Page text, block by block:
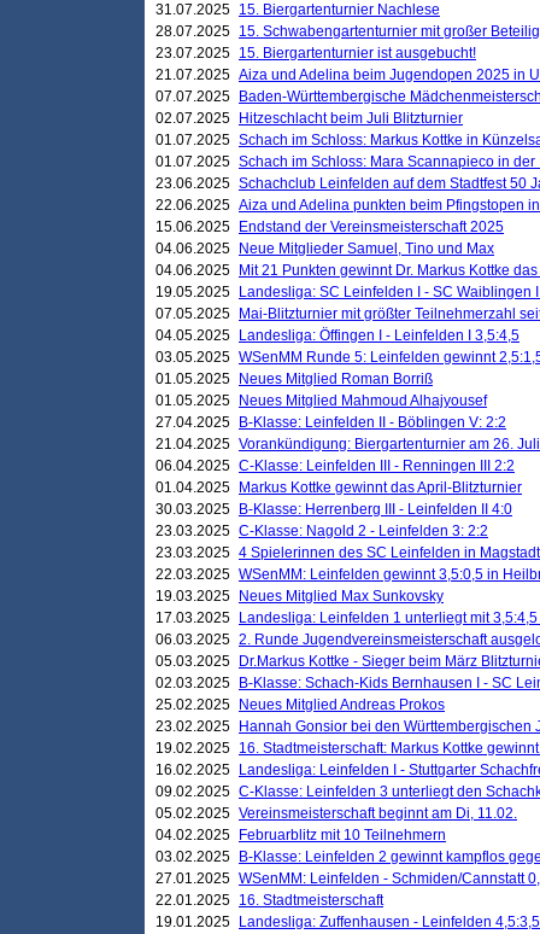
31.07.2025 15. Biergartenturnier Nachlese
28.07.2025 15. Schwabengartenturnier mit großer
23.07.2025 15. Biergartenturnier ist ausgebucht!
21.07.2025 Aiza und Adelina beim Jugendopen 2025 in
07.07.2025
Baden-Württembergische
02.07.2025
Hitzeschlacht beim Juli Blitzturnier
01.07.2025 Schach im Schloss: Markus Kottke in
01.07.2025 Schach im Schloss: Mara Scannapieco in der
23.06.2025 Schachclub Leinfelden auf dem Stadtfest 50
22.06.2025 Aiza und Adelina punkten beim Pfingstopen
15.06.2025
Endstand der Vereinsmeisterschaft 2025
04.06.2025
Neue Mitglieder Samuel, Tino und Max
04.06.2025
Mit 21 Punkten gewinnt Dr. Markus Kottke
19.05.2025
Landesliga: SC Leinfelden I - SC Waiblingen
07.05.2025
Mai-Blitzturnier mit größter Teilnehmerzahl
04.05.2025
Landesliga: Öffingen I - Leinfelden I 3,5:4,5
03.05.2025 WSenMM Runde 5: Leinfelden gewinnt
01.05.2025
Neues Mitglied Roman Borriß
01.05.2025
Neues Mitglied Mahmoud Alhajyousef
27.04.2025
B-Klasse: Leinfelden II - Böblingen V: 2:2
21.04.2025 Vorankündigung: Biergartenturnier am 26. Juli
06.04.2025 C-Klasse: Leinfelden III - Renningen III 2:2
01.04.2025
Markus Kottke gewinnt das April-Blitzturnier
30.03.2025
B-Klasse: Herrenberg III - Leinfelden II 4:0
23.03.2025 C-Klasse: Nagold 2 - Leinfelden 3: 2:2
23.03.2025 4 Spielerinnen des SC Leinfelden in Magstadt
22.03.2025 WSenMM: Leinfelden gewinnt 3,5:0,5 in
19.03.2025
Neues Mitglied Max Sunkovsky
17.03.2025
Landesliga: Leinfelden 1 unterliegt mit
06.03.2025 2. Runde Jugendvereinsmeisterschaft
05.03.2025
Dr.Markus Kottke - Sieger beim März
02.03.2025
B-Klasse: Schach-Kids Bernhausen I - SC
25.02.2025
Neues Mitglied Andreas Prokos
23.02.2025
Hannah Gonsior bei den Württembergischen
19.02.2025 16. Stadtmeisterschaft: Markus Kottke
16.02.2025
Landesliga: Leinfelden I - Stuttgarter
09.02.2025 C-Klasse: Leinfelden 3 unterliegt den
05.02.2025 Vereinsmeisterschaft beginnt am Di, 11.02.
04.02.2025
Februarblitz mit 10 Teilnehmern
03.02.2025
B-Klasse: Leinfelden 2 gewinnt kampflos
27.01.2025 WSenMM: Leinfelden - Schmiden/Cannstatt
22.01.2025 16. Stadtmeisterschaft
19.01.2025
Landesliga: Zuffenhausen - Leinfelden 4,5:3,5